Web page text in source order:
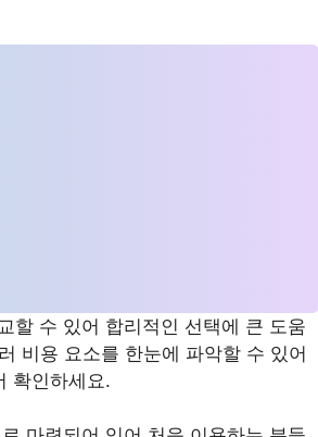
할 수 있어 합리적인 선택에 큰 도움
비용 요소를 한눈에 파악할 수 있어
확인하세요.